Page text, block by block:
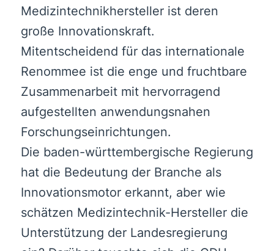
Medizintechnikhersteller ist deren
große Innovationskraft.
Mitentscheidend für das internationale
Renommee ist die enge und fruchtbare
Zusammenarbeit mit hervorragend
aufgestellten anwendungsnahen
Forschungseinrichtungen.
Die baden-württembergische Regierung
hat die Bedeutung der Branche als
Innovationsmotor erkannt, aber wie
schätzen Medizintechnik-Hersteller die
Unterstützung der Landesregierung